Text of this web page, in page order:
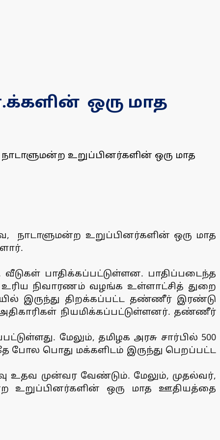
ஒரு மாத
உறுப்பினர்களின் ஒரு மாத
நாடாளுமன்ற உறுப்பினர்களின் ஒரு மாத
பாதிக்கப்பட்டுள்ளன. பாதிப்படைந்த
உரிய நிவாரணம் வழங்க உள்ளாட்சித் துறை
இருந்து திறக்கப்பட்ட தண்ணீர் இரண்டு
நியமிக்கப்பட்டுள்ளனர். தண்ணீர்
மேலும், தமிழக அரசு சார்பில் 500
போல பொது மக்களிடம் இருந்து பெறப்பட்ட
உதவ முன்வர வேண்டும். மேலும், முதல்வர்,
உறுப்பினர்களின் ஒரு மாத ஊதியத்தை